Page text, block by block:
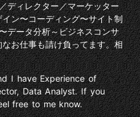
ディレクター／マーケッター
ン〜コーディング〜サイト制
データ分析～ビジネスコンサ
お仕事も請け負ってます。相
I have Experience of
Data Analyst. If you
free to me know.